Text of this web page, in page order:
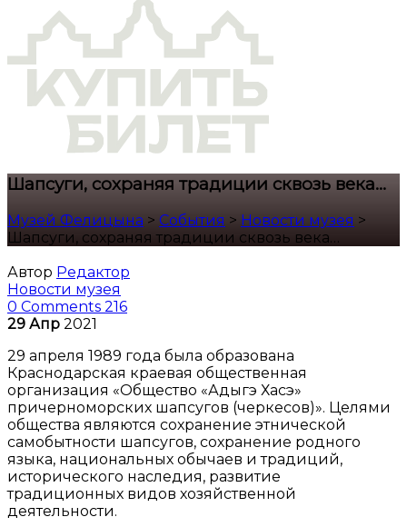
Шапсуги, сохраняя традиции сквозь века…
Музей Фелицына > События > Новости музея >
Шапсуги, сохраняя традиции сквозь века…
Автор Редактор
Новости музея
0 Comments 216
29 Апр 2021
29 апреля 1989 года была образована
Краснодарская краевая общественная
организация «Общество «Адыгэ Хасэ»
причерноморских шапсугов (черкесов)». Целями
общества являются сохранение этнической
самобытности шапсугов, сохранение родного
языка, национальных обычаев и традиций,
исторического наследия, развитие
традиционных видов хозяйственной
деятельности.